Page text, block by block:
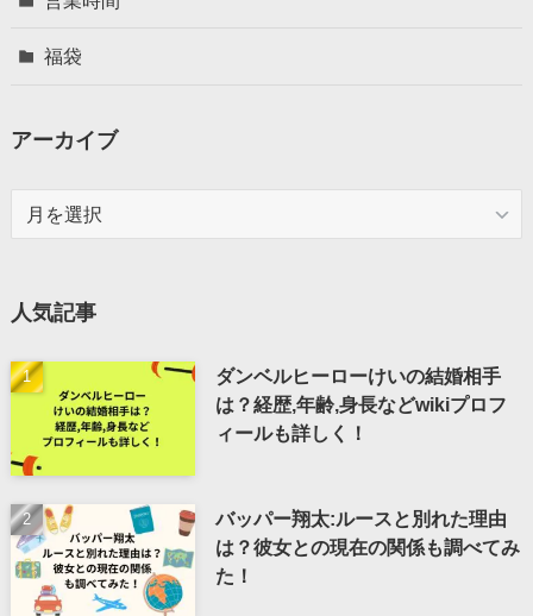
福袋
アーカイブ
ブ
人気記事
ダンベルヒーローけいの結婚相手
は？経歴,年齢,身長などwikiプロフ
ィールも詳しく！
バッパー翔太:ルースと別れた理由
は？彼女との現在の関係も調べてみ
た！